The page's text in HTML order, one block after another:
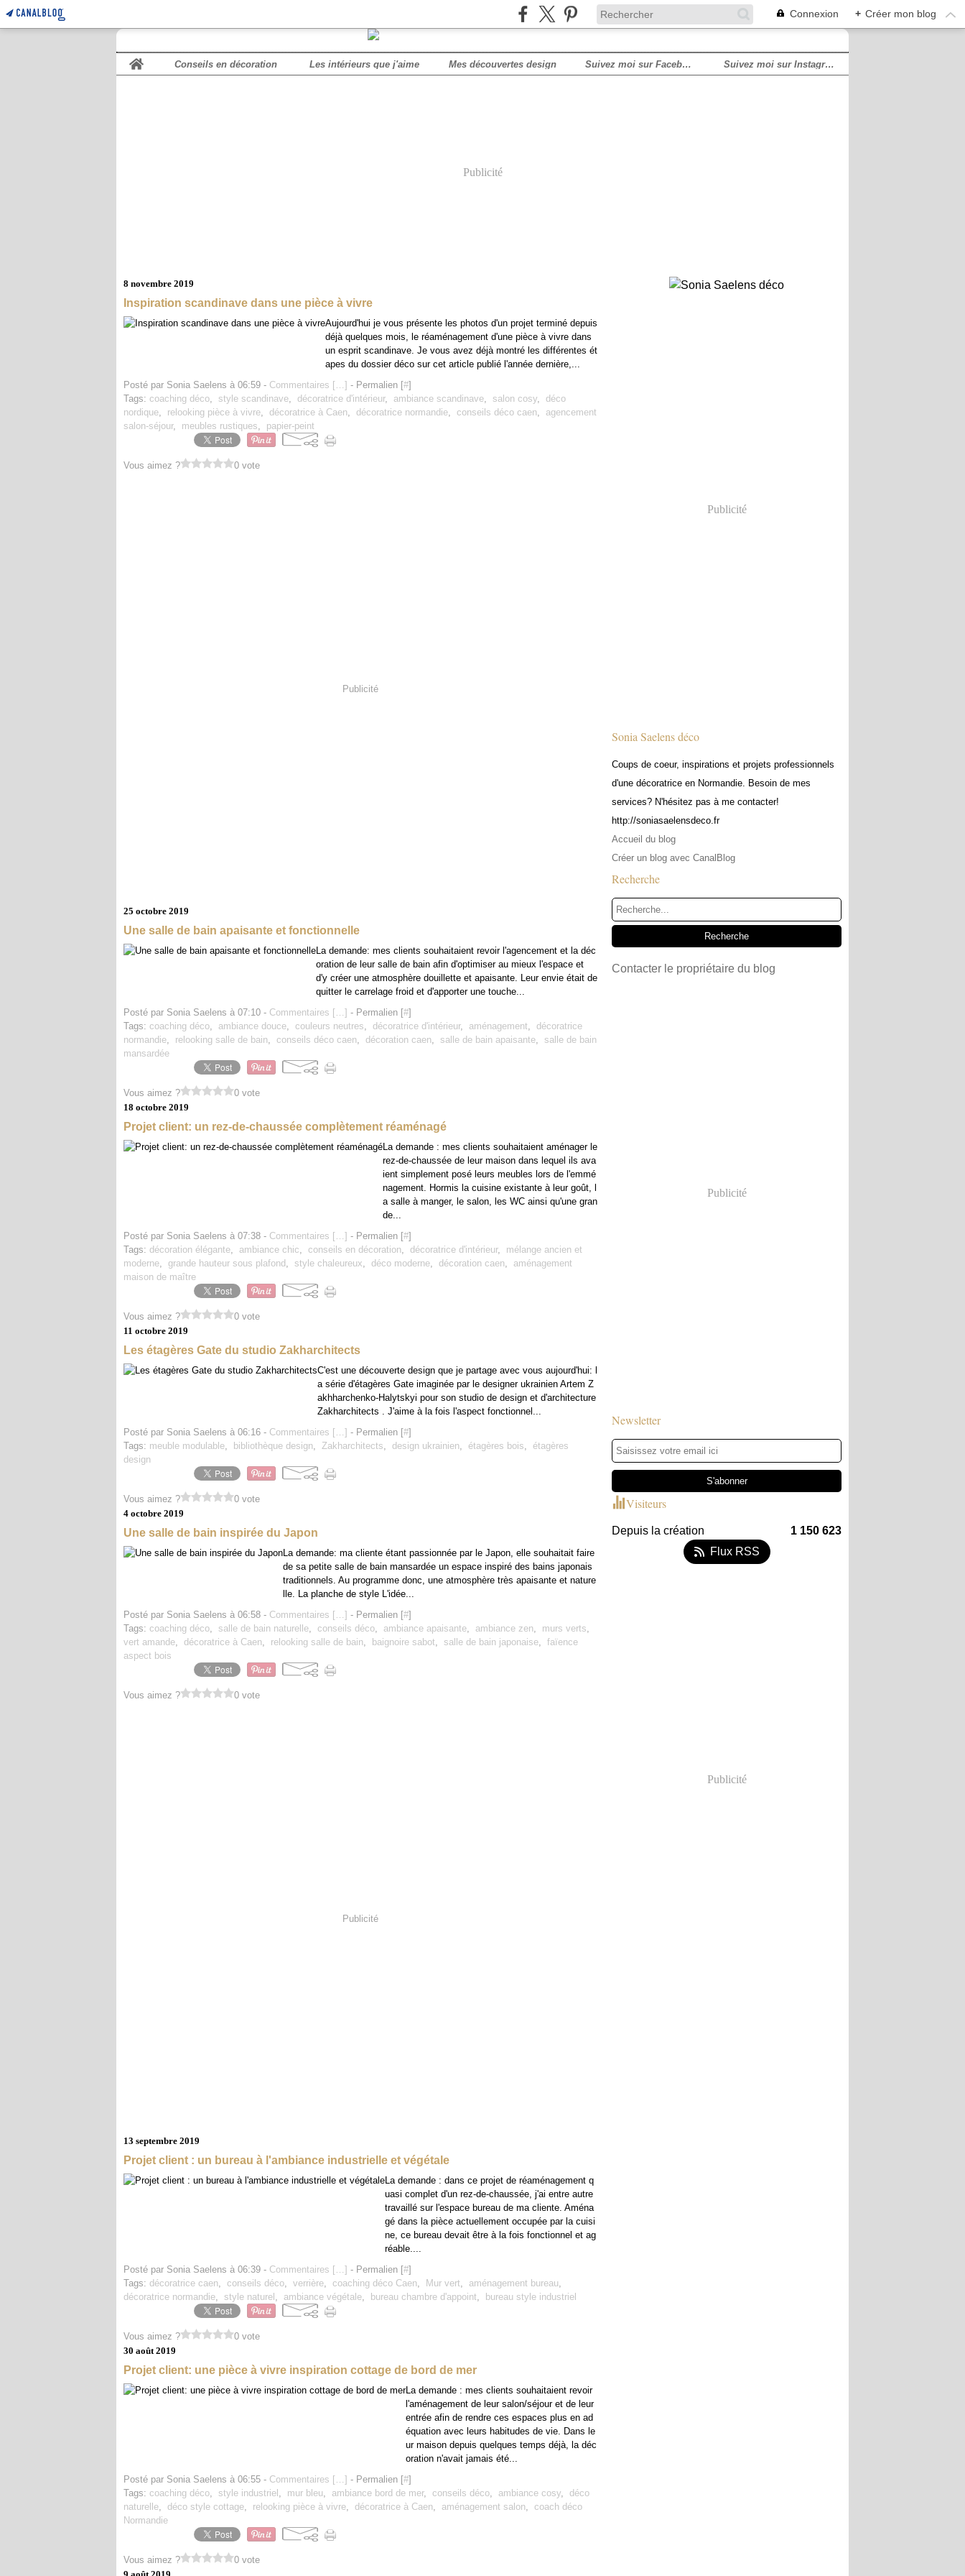
Connexion + Créer mon blog
Home
Conseils en décoration Les intérieurs que j'aime Mes découvertes design Suivez moi sur Facebook! Suivez moi sur Instagram!
Publicité
8 novembre 2019
Inspiration scandinave dans une pièce à vivre
Aujourd'hui je vous présente les photos d'un projet terminé depuis
déjà quelques mois, le réaménagement d'une pièce à vivre dans
un esprit scandinave. Je vous avez déjà montré les différentes ét
apes du dossier déco sur cet article publié l'année dernière,...
Posté par Sonia Saelens à 06:59 - Commentaires […] - Permalien [#]
Tags: coaching déco, style scandinave, décoratrice d'intérieur, ambiance scandinave, salon cosy, déco
nordique, relooking pièce à vivre, décoratrice à Caen, décoratrice normandie, conseils déco caen, agencement
salon-séjour, meubles rustiques, papier-peint
Vous aimez ? 0 vote
Publicité
25 octobre 2019
Une salle de bain apaisante et fonctionnelle
La demande: mes clients souhaitaient revoir l'agencement et la déc
oration de leur salle de bain afin d'optimiser au mieux l'espace et
d'y créer une atmosphère douillette et apaisante. Leur envie était de
quitter le carrelage froid et d'apporter une touche...
Posté par Sonia Saelens à 07:10 - Commentaires […] - Permalien [#]
Tags: coaching déco, ambiance douce, couleurs neutres, décoratrice d'intérieur, aménagement, décoratrice
normandie, relooking salle de bain, conseils déco caen, décoration caen, salle de bain apaisante, salle de bain
mansardée
Vous aimez ?
0 vote
18 octobre 2019
Projet client: un rez-de-chaussée complètement réaménagé
La demande : mes clients souhaitaient aménager le
rez-de-chaussée de leur maison dans lequel ils ava
ient simplement posé leurs meubles lors de l'emmé
nagement. Hormis la cuisine existante à leur goût, l
a salle à manger, le salon, les WC ainsi qu'une gran
de...
Posté par Sonia Saelens à 07:38 - Commentaires […] - Permalien [#]
Tags: décoration élégante, ambiance chic, conseils en décoration, décoratrice d'intérieur, mélange ancien et
moderne, grande hauteur sous plafond , style chaleureux, déco moderne, décoration caen, aménagement
maison de maître
Vous aimez ?
0 vote
11 octobre 2019
Les étagères Gate du studio Zakharchitects
C'est une découverte design que je partage avec vous aujourd'hui: l
a série d'étagères Gate imaginée par le designer ukrainien Artem Z
akhharchenko-Halytskyi pour son studio de design et d'architecture
Zakharchitects . J'aime à la fois l'aspect fonctionnel...
Posté par Sonia Saelens à 06:16 - Commentaires […] - Permalien [#]
Tags: meuble modulable, bibliothèque design, Zakharchitects, design ukrainien, étagères bois, étagères
design
Vous aimez ?
0 vote
4 octobre 2019
Une salle de bain inspirée du Japon
La demande: ma cliente étant passionnée par le Japon, elle souhaitait faire
de sa petite salle de bain mansardée un espace inspiré des bains japonais
traditionnels. Au programme donc, une atmosphère très apaisante et nature
lle. La planche de style L'idée...
Posté par Sonia Saelens à 06:58 - Commentaires […] - Permalien [#]
Tags: coaching déco, salle de bain naturelle, conseils déco, ambiance apaisante, ambiance zen, murs verts,
vert amande, décoratrice à Caen, relooking salle de bain, baignoire sabot, salle de bain japonaise, faïence
aspect bois
Vous aimez ? 0 vote
Publicité
13 septembre 2019
Projet client : un bureau à l'ambiance industrielle et végétale
La demande : dans ce projet de réaménagement q
uasi complet d'un rez-de-chaussée, j'ai entre autre
travaillé sur l'espace bureau de ma cliente. Aména
gé dans la pièce actuellement occupée par la cuisi
ne, ce bureau devait être à la fois fonctionnel et ag
réable....
Posté par Sonia Saelens à 06:39 - Commentaires […] - Permalien [#]
Tags: décoratrice caen, conseils déco, verrière, coaching déco Caen, Mur vert, aménagement bureau,
décoratrice normandie, style naturel , ambiance végétale, bureau chambre d'appoint, bureau style industriel
Vous aimez ?
0 vote
30 août 2019
Projet client: une pièce à vivre inspiration cottage de bord de mer
La demande : mes clients souhaitaient revoir
l'aménagement de leur salon/séjour et de leur
entrée afin de rendre ces espaces plus en ad
équation avec leurs habitudes de vie. Dans le
ur maison depuis quelques temps déjà, la déc
oration n'avait jamais été...
Posté par Sonia Saelens à 06:55 - Commentaires […] - Permalien [#]
Tags: coaching déco, style industriel , mur bleu, ambiance bord de mer, conseils déco, ambiance cosy, déco
naturelle, déco style cottage, relooking pièce à vivre, décoratrice à Caen, aménagement salon, coach déco
Normandie
Vous aimez ?
0 vote
Publicité
Sonia Saelens déco
Coups de coeur, inspirations et projets professionnels
d'une décoratrice en Normandie. Besoin de mes
services? N'hésitez pas à me contacter!
http://soniasaelensdeco.fr
Accueil du blog
Créer un blog avec CanalBlog
Recherche
Contacter le propriétaire du blog
Publicité
Newsletter
Visiteurs
Depuis la création
1 150 623
Flux RSS
Publicité